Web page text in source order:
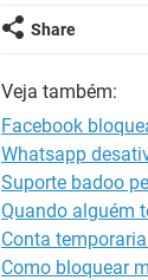
Share
Veja também:
Facebook
Whatsapp
Suporte badoo
Quando alguém
Conta
Como bloquear